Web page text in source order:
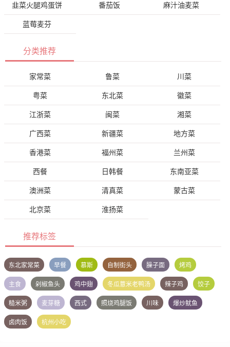
韭菜火腿鸡蛋饼 番茄饭 麻汁油麦菜
蓝莓麦芬
分类推荐
家常菜 鲁菜 川菜
粤菜 东北菜 徽菜
江浙菜 闽菜 湘菜
广西菜 新疆菜 地方菜
香港菜 福州菜 兰州菜
西餐 日韩餐 东南亚菜
澳洲菜 清真菜 蒙古菜
北京菜 淮扬菜
推荐标签
东北家常菜 早餐 慕斯 自制街头 臊子面 烤鸡
主食 剁椒鱼头 鸡中翅 冬瓜薏米老鸭汤 辣子鸡 饺子
糙米粥 麦芽糖 西式 照烧鸡腿饭 川味 爆炒鱿鱼
卤肉饭 杭州小吃